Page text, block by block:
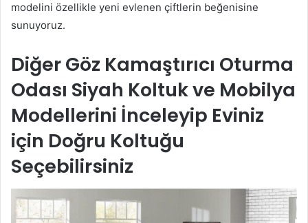
modelini özellikle yeni evlenen çiftlerin beğenisine
sunuyoruz.
Diğer Göz Kamaştırıcı Oturma
Odası Siyah Koltuk ve Mobilya
Modellerini İnceleyip Eviniz
için Doğru Koltuğu
Seçebilirsiniz